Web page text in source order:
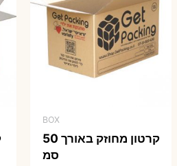
BOX
קרטון מחוזק באורך 50
סמ